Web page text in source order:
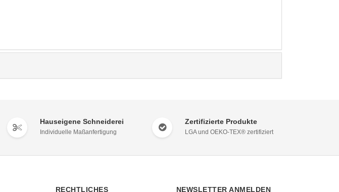
Hauseigene Schneiderei
Individuelle Maßanfertigung
Zertifizierte Produkte
LGA und OEKO-TEX® zertifiziert
RECHTLICHES NEWSLETTER ANMELDEN